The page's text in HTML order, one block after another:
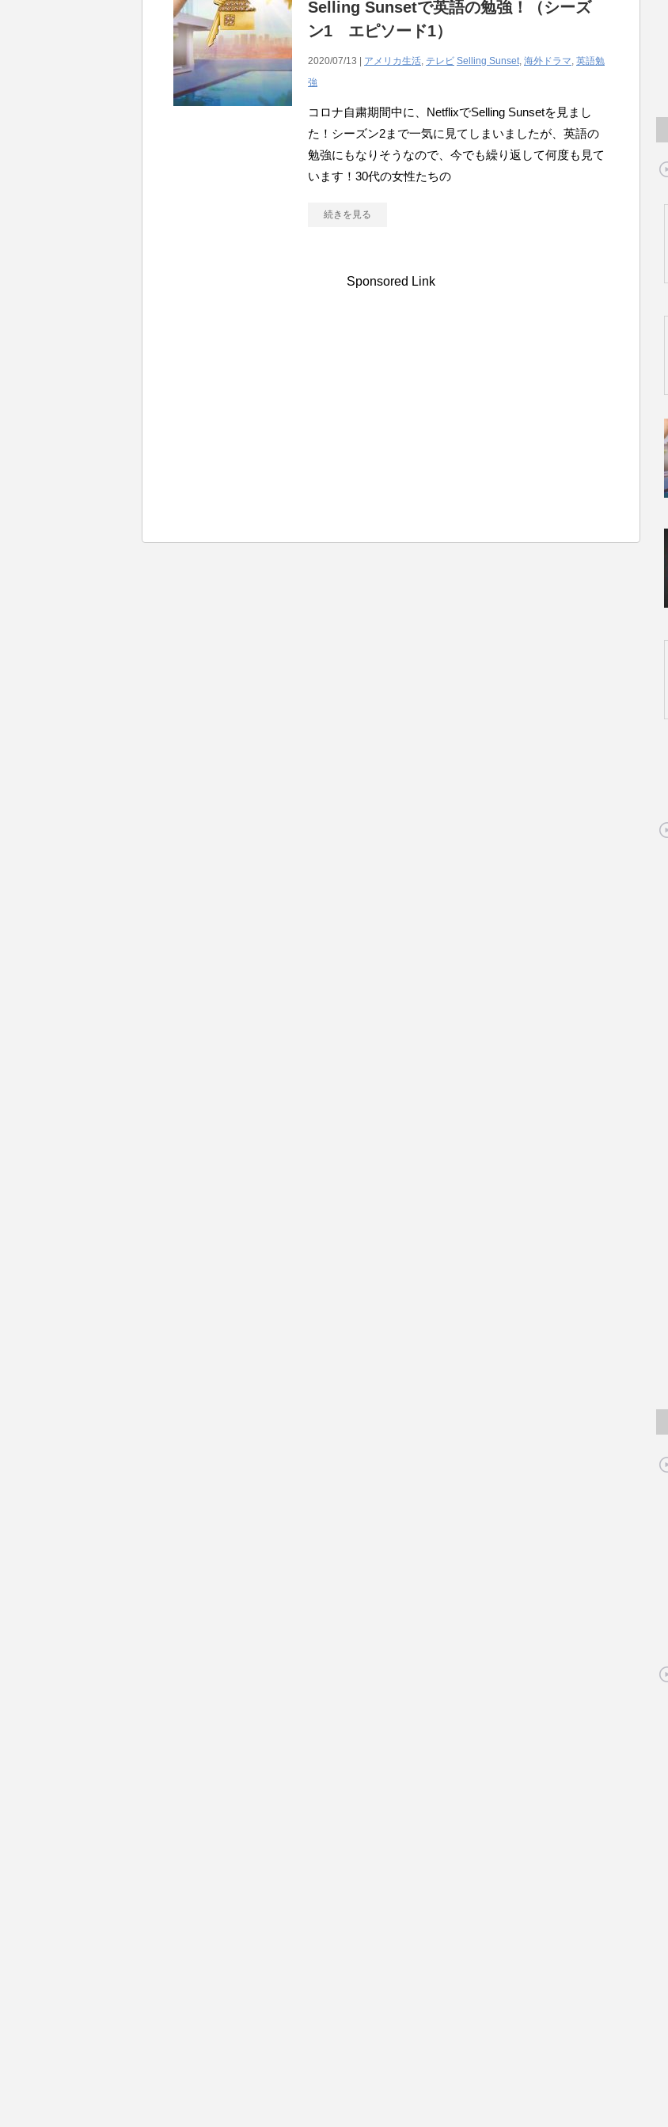
Selling Sunsetで英語の勉強！（シーズ
ン1 エピソード1）
2020/07/13 | アメリカ生活, テレビ Selling Sunset, 海外ドラマ, 英語勉
強
コロナ自粛期間中に、NetflixでSelling Sunsetを見まし
た！シーズン2まで一気に見てしまいましたが、英語の
勉強にもなりそうなので、今でも繰り返して何度も見て
います！30代の女性たちの
続きを見る
Sponsored Link